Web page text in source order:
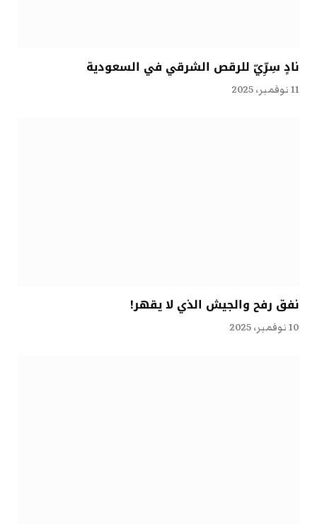
نادٍ سِرِّيّ للرقص الشرقي في السعودية
11 نوفمبر، 2025
نفق رفح والجيش الذي لا يقهر!
10 نوفمبر، 2025